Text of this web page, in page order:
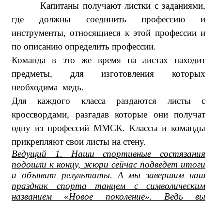
Капитаны получают листки с заданиями,
где должны соединить профессию и
инструменты, относящиеся к этой профессии и
по описанию определить профессии.
Команда в это же время на листах находит
предметы, для изготовления которых
необходима медь.
Для каждого класса раздаются листы с
кроссвордами, разгадав которые они получат
одну из профессий ММСК. Классы и команды
прикрепляют свои листы на стену.
Ведущий 1. Наши спортивные состязания
подошли к концу, жюри сейчас подведет итоги
и объявит результаты. А мы завершим наш
праздник спорта танцем с символическим
названием «Новое поколение». Ведь вы